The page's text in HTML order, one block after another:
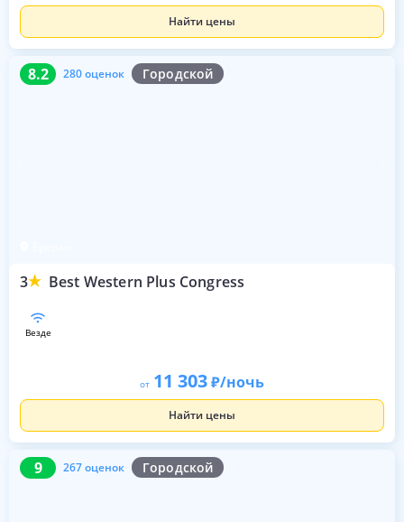
Найти цены
8.2 280 оценок Городской
3 Best Western Plus Congress
8.2 280 оценок
везде
от 11 303 /ночь
Найти цены
9 267 оценок Городской
9 267 оценок